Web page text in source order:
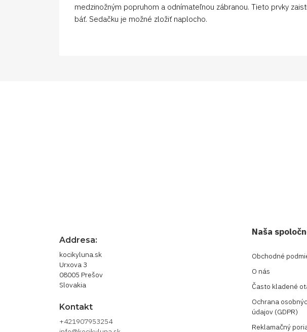
medzinožným popruhom a odnímateľnou zábranou. Tieto prvky
báť. Sedačku je možné zložiť naplocho.
Addresa:
kocikyluna.sk
Urxova 3
08005 Prešov
Slovakia
Kontakt
+421907953254
Naša
Obchodné
O nás
Často kladené
Ochrana
údajov (GDPR)
Reklamačný